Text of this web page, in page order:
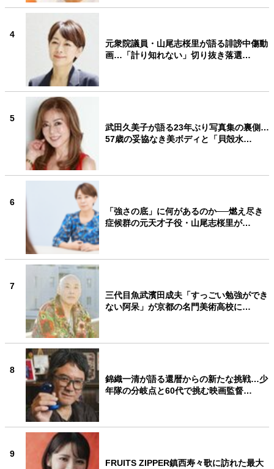
4
元衆院議員・山尾志桜里が語る誹謗中傷動
画…「計り知れない」切り抜き落選…
5
武田久美子が語る23年ぶり写真集の裏側…
57歳の妥協なき美ボディと「貝殻水…
6
「強さの底」に何があるのか──燃え尽き
症候群の元天才子役・山尾志桜里が…
7
三代目魚武濱田成夫「すっごい勉強ができ
ない阿呆」が京都の名門美術高校に…
8
錦織一清が語る還暦からの新たな挑戦…少
年隊の分岐点と60代で挑む映画監督…
9
FRUITS ZIPPER鎮西寿々歌に訪れた最大